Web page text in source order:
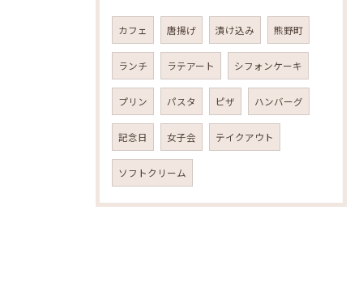
カフェ 唐揚げ 漬け込み 熊野町
ランチ ラテアート シフォンケーキ
プリン パスタ ピザ ハンバーグ
記念日 女子会 テイクアウト
ソフトクリーム